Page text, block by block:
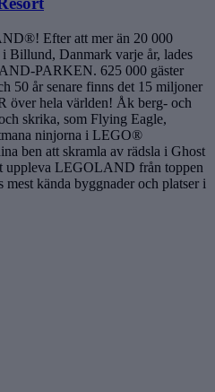
Efter att mer än 20 000
Billund, Danmark varje år, lades
PARKEN. 625 000 gäster
50 år senare finns det 15 miljoner
hela världen! Åk berg- och
skrika, som Flying Eagle,
ninjorna i LEGO®
ben att skramla av rädsla i Ghost
uppleva LEGOLAND från toppen
kända byggnader och platser i